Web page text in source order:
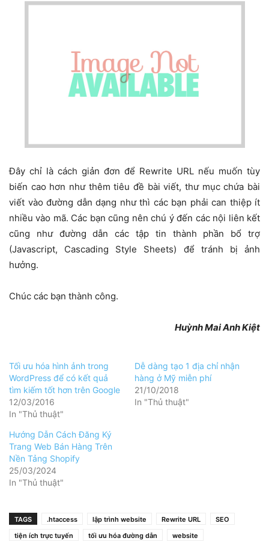
Đây chỉ là cách giản đơn để Rewrite URL nếu muốn tùy
biến cao hơn như thêm tiêu đề bài viết, thư mục chứa bài
viết vào đường dẫn dạng như thì các bạn phải can thiệp ít
nhiều vào mã. Các bạn cũng nên chú ý đến các nội liên kết
cũng như đường dẫn các tập tin thành phần bổ trợ
(Javascript, Cascading Style Sheets) để tránh bị ảnh
hưởng.
Chúc các bạn thành công.
Huỳnh Mai Anh Kiệt
Tối ưu hóa hình ảnh trong
WordPress để có kết quả
tìm kiếm tốt hơn trên Google
12/03/2016
In "Thủ thuật"
Dễ dàng tạo 1 địa chỉ nhận
hàng ở Mỹ miễn phí
21/10/2018
In "Thủ thuật"
Hướng Dẫn Cách Đăng Ký
Trang Web Bán Hàng Trên
Nền Tảng Shopify
25/03/2024
In "Thủ thuật"
TAGS .htaccess lập trình website Rewrite URL
SEO
tiện ích trực tuyến
tối ưu hóa đường dẫn website